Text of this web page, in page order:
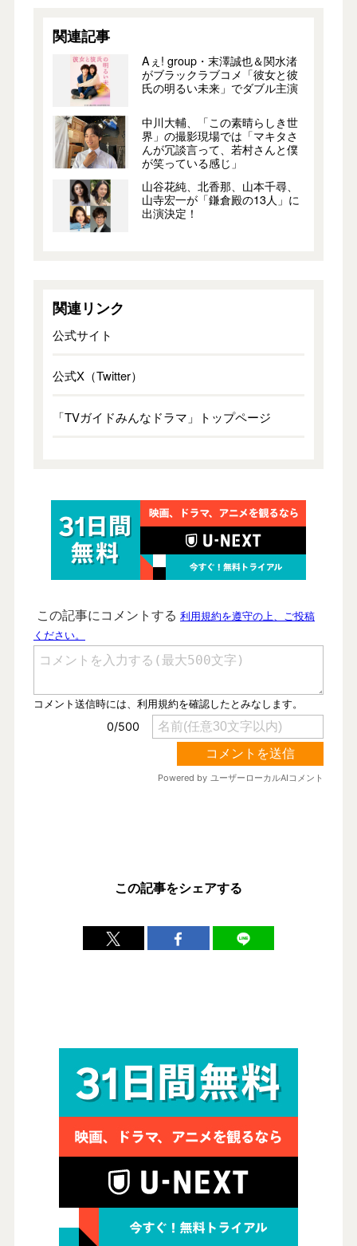
関連記事
Aぇ! group・末澤誠也＆関水渚
がブラックラブコメ「彼女と彼
氏の明るい未来」でダブル主演
中川大輔、「この素晴らしき世
界」の撮影現場では「マキタさ
んが冗談言って、若村さんと僕
が笑っている感じ」
山谷花純、北香那、山本千尋、
山寺宏一が「鎌倉殿の13人」に
出演決定！
関連リンク
公式サイト
公式X（Twitter）
「TVガイドみんなドラマ」トップページ
この記事をシェアする